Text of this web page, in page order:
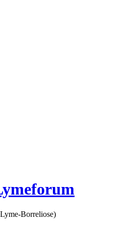
Borreliose)